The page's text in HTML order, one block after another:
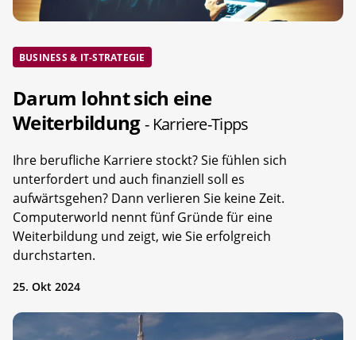
BUSINESS & IT-STRATEGIE
Darum lohnt sich eine
Weiterbildung- Karriere-Tipps
Ihre berufliche Karriere stockt? Sie fühlen sich
unterfordert und auch finanziell soll es
aufwärtsgehen? Dann verlieren Sie keine Zeit.
Computerworld nennt fünf Gründe für eine
Weiterbildung und zeigt, wie Sie erfolgreich
durchstarten.
25. Okt 2024